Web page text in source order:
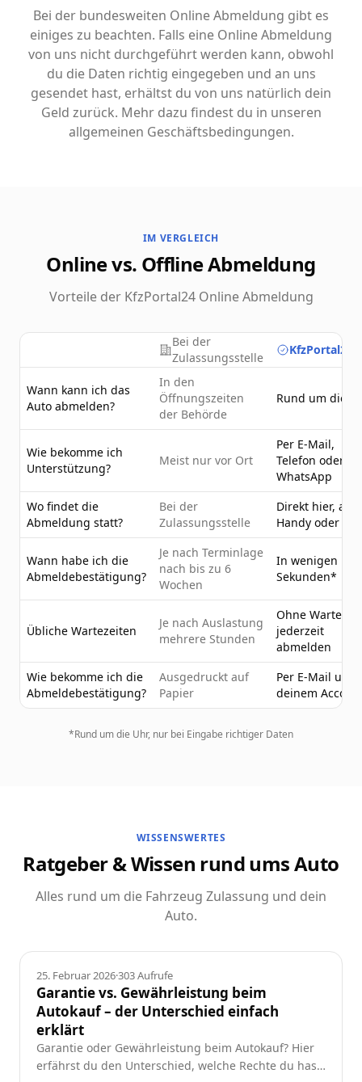
Bei der bundesweiten Online Abmeldung gibt es
einiges zu beachten. Falls eine Online Abmeldung
von uns nicht durchgeführt werden kann, obwohl
du die Daten richtig eingegeben und an uns
gesendet hast, erhältst du von uns natürlich dein
Geld zurück. Mehr dazu findest du in unseren
allgemeinen Geschäftsbedingungen.
IM VERGLEICH
Online vs. Offline Abmeldung
Vorteile der KfzPortal24 Online Abmeldung
Bei der
Zulassungsstelle
Wann kann ich das
Auto abmelden?
In den
Öffnungszeiten
der Behörde
Rund um die
Wie bekomme ich
Unterstützung?
Meist nur vor Ort
Per E-Mail,
Telefon oder
WhatsApp
Wo findet die
Abmeldung statt?
Bei der
Zulassungsstelle
Direkt hier, am
Handy oder PC
Wann habe ich die
Abmeldebestätigung?
Je nach Terminlage
nach bis zu 6
Wochen
In wenigen
Sekunden*
Übliche Wartezeiten
Je nach Auslastung
mehrere Stunden
Ohne Wartezeit
jederzeit
abmelden
Wie bekomme ich die
Abmeldebestätigung?
Ausgedruckt auf
Papier
Per E-Mail und
deinem
*Rund um die Uhr, nur bei Eingabe richtiger Daten
WISSENSWERTES
Ratgeber & Wissen rund ums Auto
Alles rund um die Fahrzeug Zulassung und dein
Auto.
Ratgeber
25. Februar 2026·303Aufrufe
Garantie vs. Gewährleistung beim
Autokauf – der Unterschied einfach
erklärt
Garantie oder Gewährleistung beim Autokauf? Hier
erfährst du den Unterschied, welche Rechte du hast